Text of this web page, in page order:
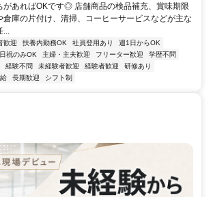
があればOKです◎ 店舗商品の検品補充、賞味期限
倉庫の片付け、清掃、コーヒーサービスなどが主な
...
歓迎 扶養内勤務OK 社員登用あり
週1日からOK
祝のみOK 主婦・主夫歓迎 フリーター歓迎
学歴不問
経験不問 未経験者歓迎 経験者歓迎
研修あり
長期歓迎 シフト制